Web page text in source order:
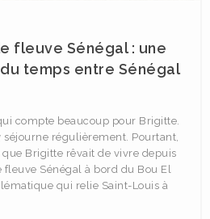
fleuve Sénégal : une
temps entre Sénégal
compte beaucoup pour Brigitte.
régulièrement. Pourtant,
Brigitte rêvait de vivre depuis
fleuve Sénégal à bord du Bou El
qui relie Saint-Louis à